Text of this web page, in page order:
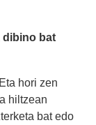
dibino bat
hori zen
hiltzean
bat edo